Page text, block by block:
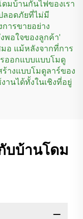
ดมบ้านกันไฟของเรา
ลอดภัยที่ไม่มี
ารขายอย่าง
พอใจของลูกค้า'
มอ แม้หลังจากที่การ
ออกแบบแบบโมดู
ร้างแบบโมดูลาร์ของ
านได้ทั้งในเชิงที่อยู่
บบ้านโดม